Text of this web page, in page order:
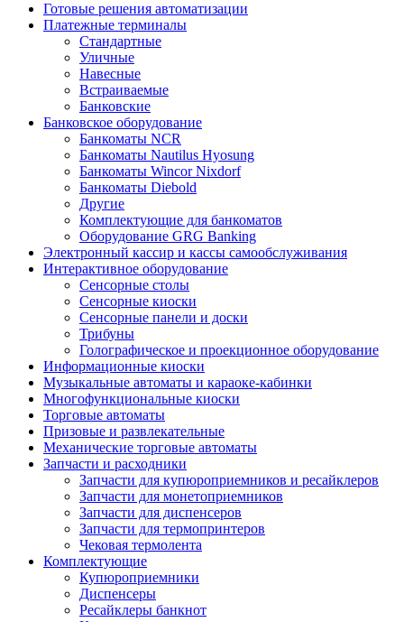
Готовые решения автоматизации
Платежные терминалы
Стандартные
Уличные
Навесные
Встраиваемые
Банковские
Банковское оборудование
Банкоматы NCR
Банкоматы Nautilus Hyosung
Банкоматы Wincor Nixdorf
Банкоматы Diebold
Другие
Комплектующие для банкоматов
Оборудование GRG Banking
Электронный кассир и кассы самообслуживания
Интерактивное оборудование
Сенсорные столы
Сенсорные киоски
Сенсорные панели и доски
Трибуны
Голографическое и проекционное оборудование
Информационные киоски
Музыкальные автоматы и караоке-кабинки
Многофункциональные киоски
Торговые автоматы
Призовые и развлекательные
Механические торговые автоматы
Запчасти и расходники
Запчасти для купюроприемников и ресайклеров
Запчасти для монетоприемников
Запчасти для диспенсеров
Запчасти для термопринтеров
Чековая термолента
Комплектующие
Купюроприемники
Диспенсеры
Ресайклеры банкнот